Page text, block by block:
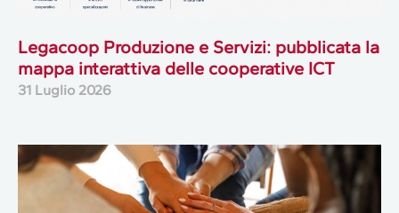
Legacoop Produzione e Servizi: pubblicata la
mappa interattiva delle cooperative ICT
31 Luglio 2026